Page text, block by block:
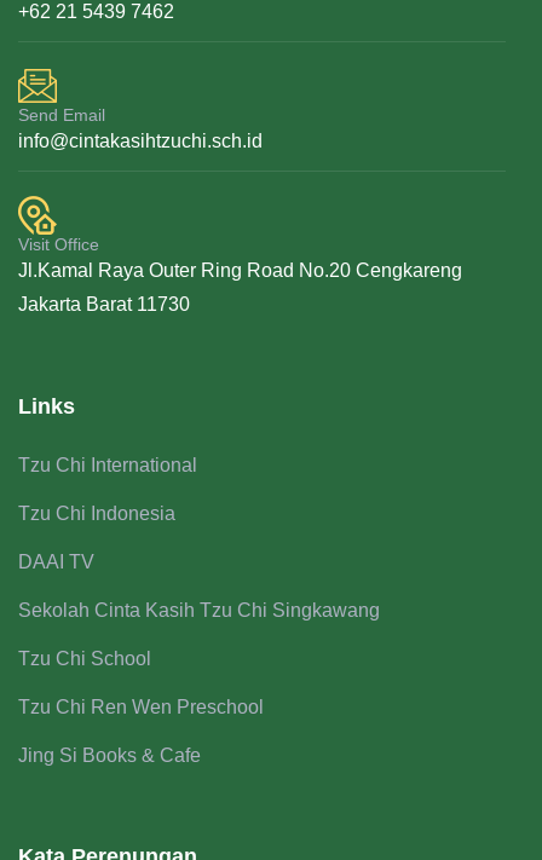
+62 21 5439 7462
Send Email
info@cintakasihtzuchi.sch.id
Visit Office
Jl.Kamal Raya Outer Ring Road No.20 Cengkareng
Jakarta Barat 11730
Links
Tzu Chi International
Tzu Chi Indonesia
DAAI TV
Sekolah Cinta Kasih Tzu Chi Singkawang
Tzu Chi School
Tzu Chi Ren Wen Preschool
Jing Si Books & Cafe